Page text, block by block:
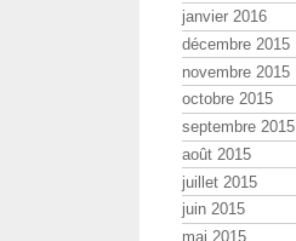
janvier 2016
décembre 2015
novembre 2015
octobre 2015
septembre 2015
août 2015
juillet 2015
juin 2015
mai 2015